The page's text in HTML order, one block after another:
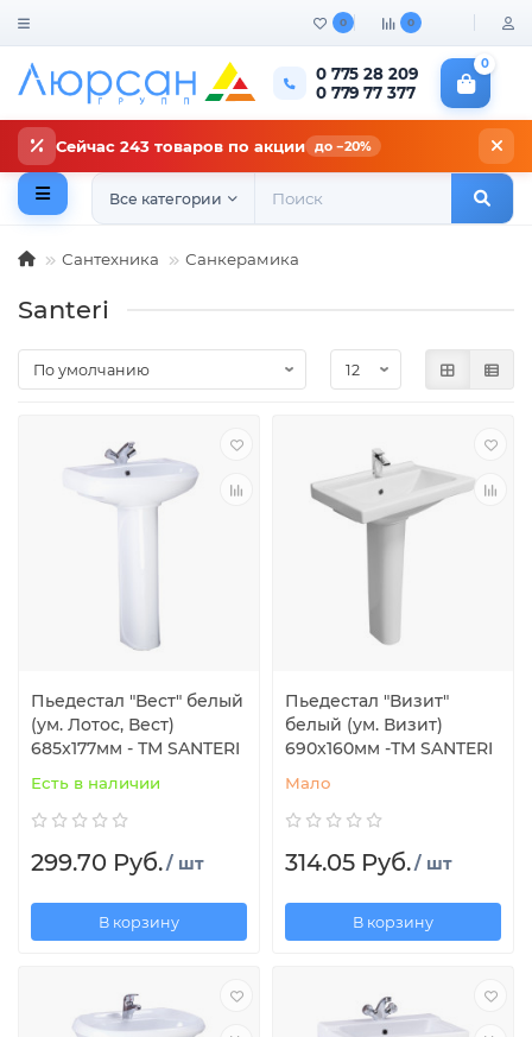
0 0
0 775 28 209
0 779 77 377
0
Сейчас 243 товаров по акции до −20%
Все категории
Сантехника Санкерамика
Santeri
Пьедестал "Вест" белый
(ум. Лотос, Вест)
685x177мм - ТМ SANTERI
Есть в наличии
299.70 Руб./ шт
В корзину
Пьедестал "Визит"
белый (ум. Визит)
690x160мм -ТМ SANTERI
Мало
314.05 Руб./ шт
В корзину